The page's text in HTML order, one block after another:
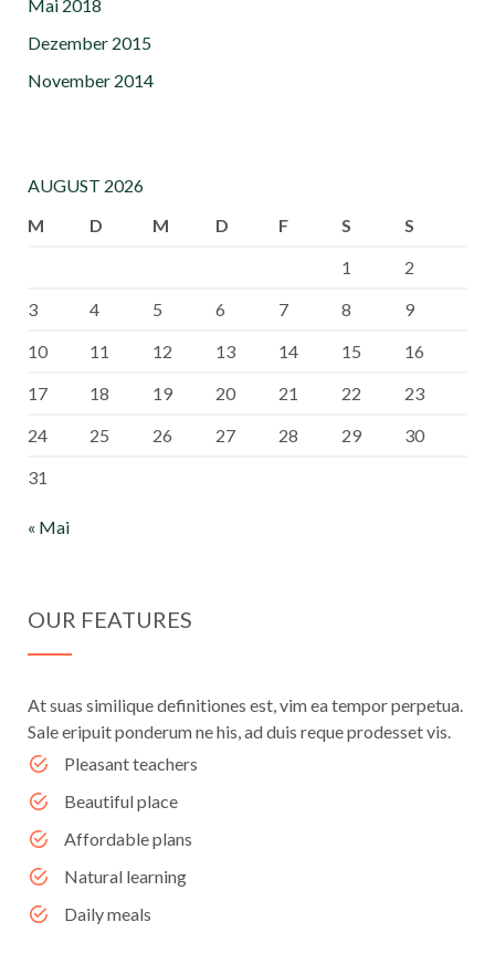
Mai 2018
Dezember 2015
November 2014
AUGUST 2026
M
D M D F S
S
1
2
3
4 5 6 7 8
9
10
11 12 13 14 15
16
17
18 19 20 21 22
23
24
25 26 27 28 29
30
31
« Mai
OUR FEATURES
At suas similique definitiones est, vim ea tempor perpetua.
Sale eripuit ponderum ne his, ad duis reque prodesset vis.
Pleasant teachers
Beautiful place
Affordable plans
Natural learning
Daily meals